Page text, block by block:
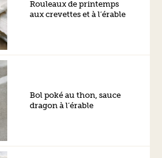
Rouleaux de printemps
aux crevettes et à l’érable
Bol poké au thon, sauce
dragon à l’érable